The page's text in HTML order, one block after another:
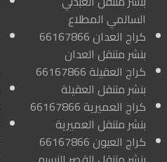
السالمي المطلاع
كراج العدان 66167866
بنشر متنقل العدان
كراج العقيلة 66167866
بنشر متنقل العقيلة
كراج العميرية 66167866
بنشر متنقل العميرية
كراج العيون 66167866